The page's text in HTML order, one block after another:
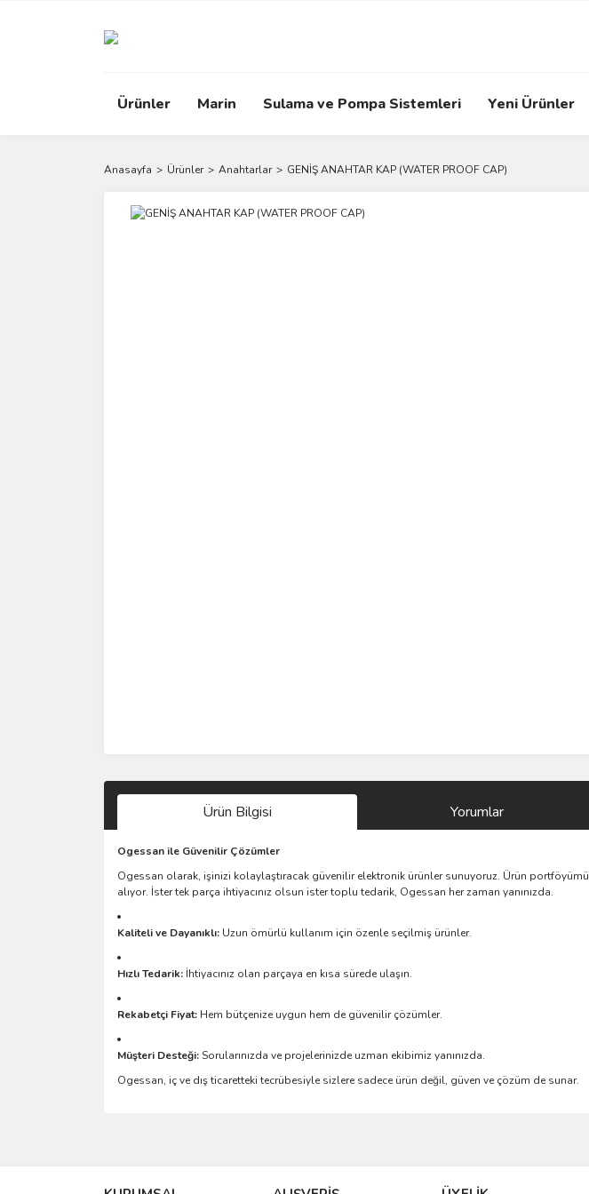
Ürünler Marin Sulama ve Pompa Sistemleri Yeni Ürünler
Anasayfa Ürünler Anahtarlar GENİŞ ANAHTAR KAP (WATER PROOF CAP)
Ürün Bilgisi Yorumlar
Ogessan ile Güvenilir Çözümler
Ogessan olarak, işinizi kolaylaştıracak güvenilir elektronik ürünler sunuyoruz. Ürün
alıyor. İster tek parça ihtiyacınız olsun ister toplu tedarik, Ogessan her zaman yanınızda.
Kaliteli ve Dayanıklı: Uzun ömürlü kullanım için özenle seçilmiş ürünler.
Hızlı Tedarik: İhtiyacınız olan parçaya en kısa sürede ulaşın.
Rekabetçi Fiyat: Hem bütçenize uygun hem de güvenilir çözümler.
Müşteri Desteği:Sorularınızda ve projelerinizde uzman ekibimiz yanınızda.
Ogessan, iç ve dış ticaretteki tecrübesiyle sizlere sadece ürün değil, güven ve çözüm de sunar.